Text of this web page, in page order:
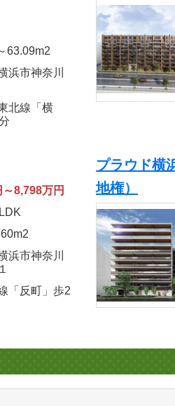
63.09m2
浜市神奈川
北線「横
8,798万円
60m2
浜市神奈川
「反町」歩2
プラウド横
地権）